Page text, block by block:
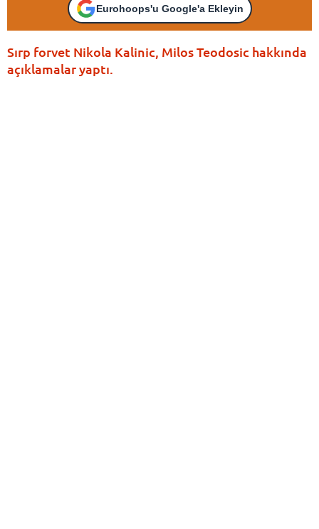
Eurohoops'u Google'a Ekleyin
Sırp forvet Nikola Kalinic, Milos Teodosic hakkında
açıklamalar yaptı.